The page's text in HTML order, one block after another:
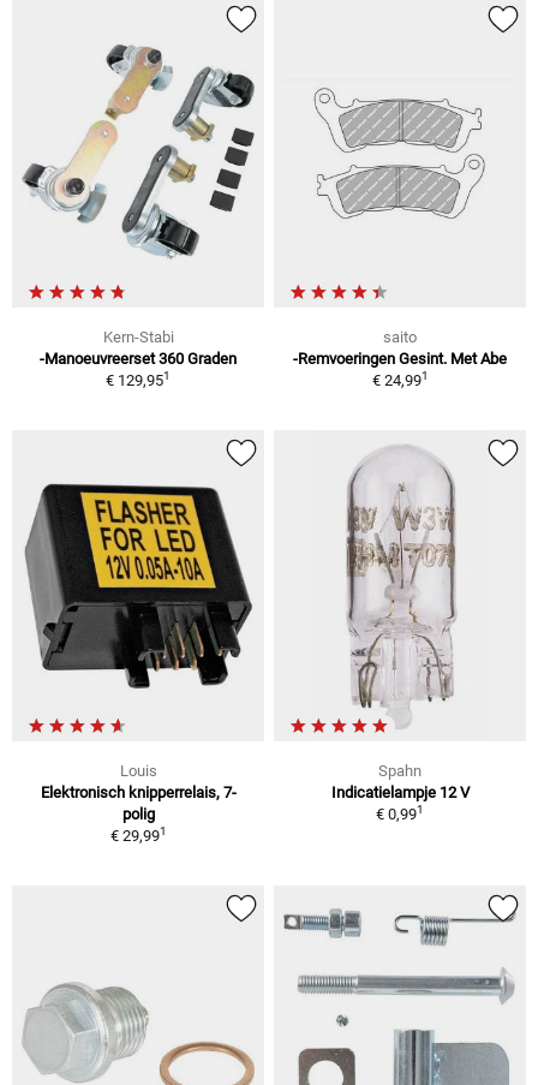
Kern-Stabi
-Manoeuvreerset 360 Graden
€ 129,951
saito
-Remvoeringen Gesint. Met Abe
€ 24,991
Louis
Elektronisch knipperrelais, 7-
polig
€ 29,991
Spahn
Indicatielampje 12 V
€ 0,991